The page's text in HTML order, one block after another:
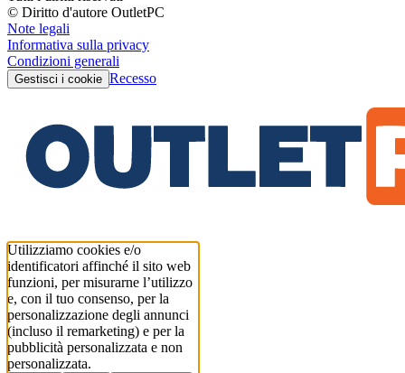
© Diritto d'autore OutletPC
Note legali
Informativa sulla privacy
Condizioni generali
Gestisci i cookie Recesso
Utilizziamo cookies e/o
identificatori affinché il sito web
funzioni, per misurarne l’utilizzo
e, con il tuo consenso, per la
personalizzazione degli annunci
(incluso il remarketing) e per la
pubblicità personalizzata e non
personalizzata.